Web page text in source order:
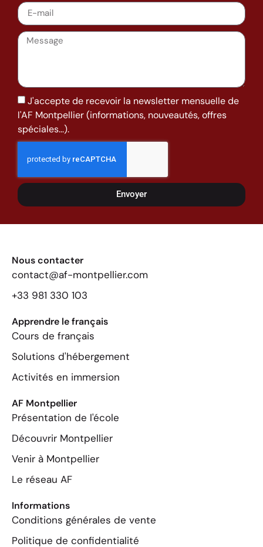
J'accepte de recevoir la newsletter mensuelle de
l'AF Montpellier (informations, nouveautés, offres
spéciales...).
Envoyer
Nous contacter
contact@af-montpellier.com
+33 981 330 103
Apprendre le français
Cours de français
Solutions d'hébergement
Activités en immersion
AF Montpellier
Présentation de l'école
Découvrir Montpellier
Venir à Montpellier
Le réseau AF
Informations
Conditions générales de vente
Politique de confidentialité